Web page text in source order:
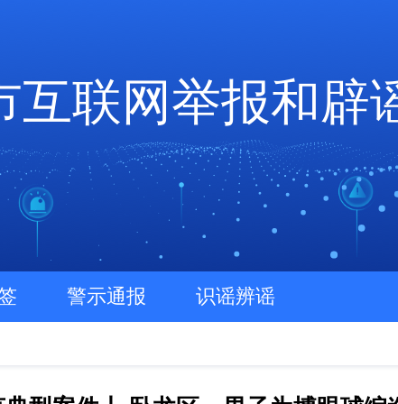
互联网举报和辟
警示通报 识谣辨谣